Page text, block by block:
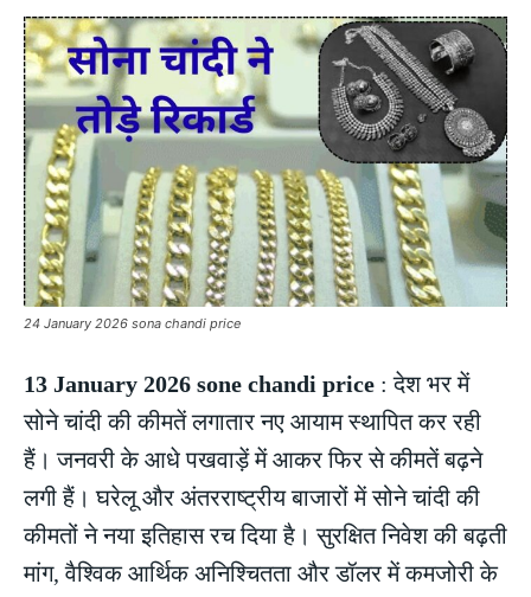
24 January 2026 sona chandi price
13 January 2026 sone chandi price : देश भर में
सोने चांदी की कीमतें लगातार नए आयाम स्थापित कर रही
हैं। जनवरी के आधे पखवाड़ें में आकर फिर से कीमतें बढ़ने
लगी हैं। घरेलू और अंतरराष्ट्रीय बाजारों में सोने चांदी की
कीमतों ने नया इतिहास रच दिया है। सुरक्षित निवेश की बढ़ती
मांग, वैश्विक आर्थिक अनिश्चितता और डॉलर में कमजोरी के